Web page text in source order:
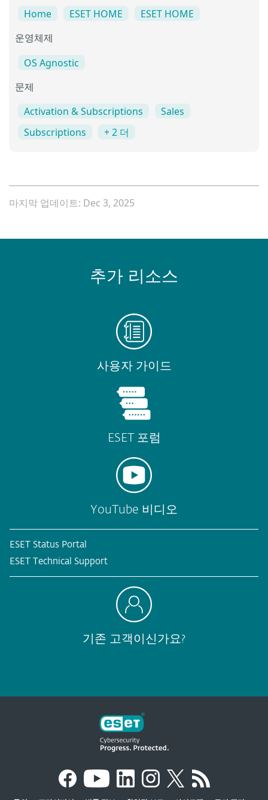
Home ESET HOME ESET HOME
운영체제
OS Agnostic
문제
Activation & Subscriptions
Sales
Subscriptions
+ 2 더
마지막 업데이트: Dec 3, 2025
추가 리소스
사용자 가이드
ESET 포럼
YouTube 비디오
ESET Status Portal
ESET Technical Support
기존 고객이신가요?